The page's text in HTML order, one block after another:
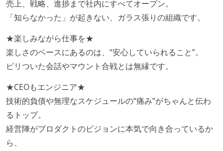
売上、戦略、進捗まで社内にすべてオープン。
「知らなかった」が起きない、ガラス張りの組織です。
★楽しみながら仕事を★
楽しさのベースにあるのは、“安心していられること”。
ピリついた会話やマウント合戦とは無縁です。
★CEOもエンジニア★
技術的負債や無理なスケジュールの“痛み”がちゃんと伝わ
るトップ。
経営陣がプロダクトのビジョンに本気で向き合っているか
ら、